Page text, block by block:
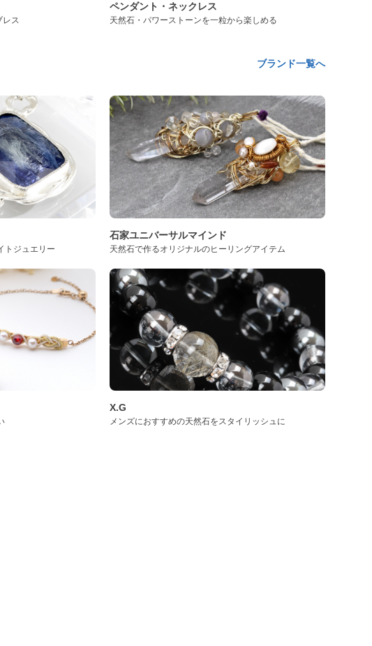
レス
ペンダント・ネックレス
天然石・パワーストーンを一粒から楽しめる
ブランド一覧へ
トジュエリー
石家ユニバーサルマインド
天然石で作るオリジナルのヒーリングアイテム
X.G
メンズにおすすめの天然石をスタイリッシュに